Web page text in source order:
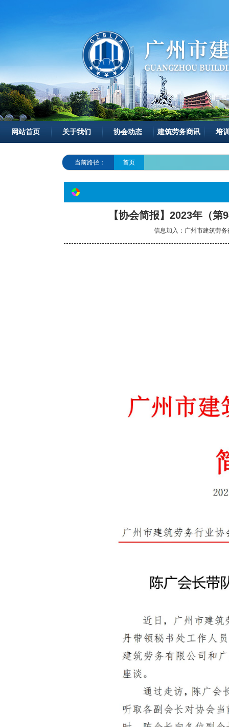
网站首页 关于我们 协会动态 建筑劳务商讯 培
当前路径： 首页
【协会简报】2023年（
信息加入：广州市建筑劳务